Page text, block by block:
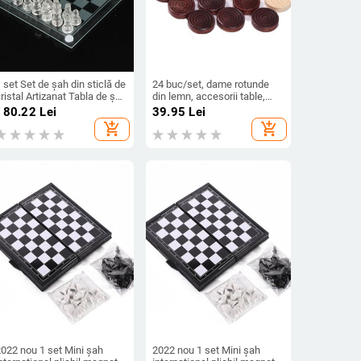
set Set de șah din sticlă de
Artizanat Tabla de șah
acril Anti-spărtură Piese
de șah din sticlă elegantă
de masă Joc de șah de
Lei
add_shopping_cart
24 buc/set, dame rotunde
din lemn, accesorii table,
piese mari, accesorii pentru
jocuri de șah, două culori
fiecare, 12 buc pentru jocuri
39.95 Lei
add_shopping_cart
nou 1 set Mini șah
2022 nou 1 set Mini șah